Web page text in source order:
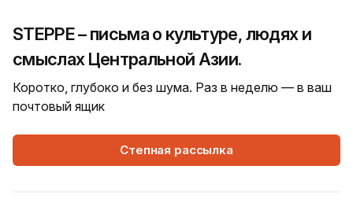
STEPPE – письма о культуре, людях и
смыслах Центральной Азии.
Коротко, глубоко и без шума. Раз в неделю — в ваш
почтовый ящик
Степная рассылка